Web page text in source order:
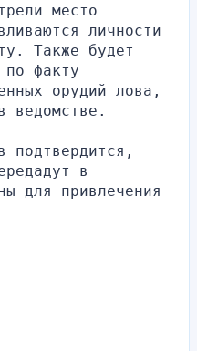
место
личности
Также будет
по факту
орудий лова,
ведомстве.
подтвердится,
в
для привлечения